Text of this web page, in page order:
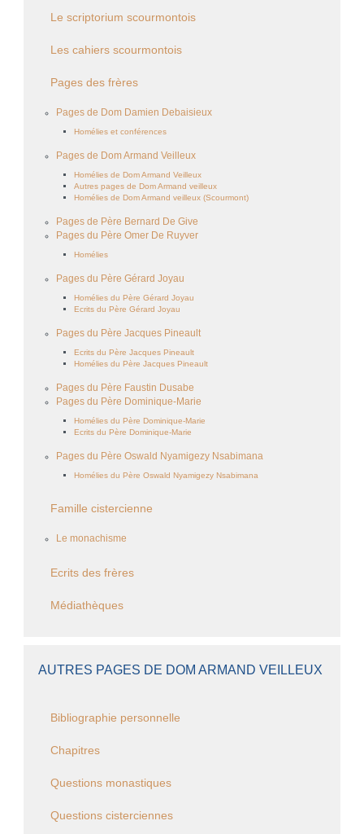
Le scriptorium scourmontois
Les cahiers scourmontois
Pages des frères
Pages de Dom Damien Debaisieux
Homélies et conférences
Pages de Dom Armand Veilleux
Homélies de Dom Armand Veilleux
Autres pages de Dom Armand veilleux
Homélies de Dom Armand veilleux (Scourmont)
Pages de Père Bernard De Give
Pages du Père Omer De Ruyver
Homélies
Pages du Père Gérard Joyau
Homélies du Père Gérard Joyau
Ecrits du Père Gérard Joyau
Pages du Père Jacques Pineault
Ecrits du Père Jacques Pineault
Homélies du Père Jacques Pineault
Pages du Père Faustin Dusabe
Pages du Père Dominique-Marie
Homélies du Père Dominique-Marie
Ecrits du Père Dominique-Marie
Pages du Père Oswald Nyamigezy Nsabimana
Homélies du Père Oswald Nyamigezy Nsabimana
Famille cistercienne
Le monachisme
Ecrits des frères
Médiathèques
AUTRES PAGES DE DOM ARMAND VEILLEUX
Bibliographie personnelle
Chapitres
Questions monastiques
Questions cisterciennes